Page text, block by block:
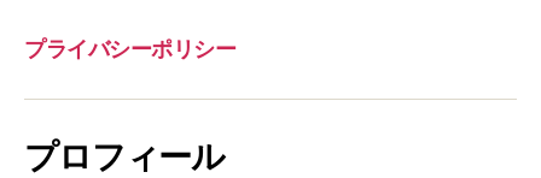
プライバシーポリシー
プロフィール